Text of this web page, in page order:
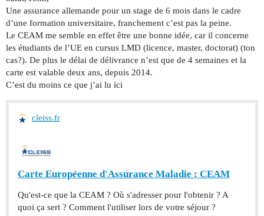
Une assurance allemande pour un stage de 6 mois dans le cadre
d’une formation universitaire, franchement c’est pas la peine.
Le CEAM me semble en effet être une bonne idée, car il concerne
les étudiants de l’UE en cursus LMD (licence, master, doctorat) (ton
cas?). De plus le délai de délivrance n’est que de 4 semaines et la
carte est valable deux ans, depuis 2014.
C’est du moins ce que j’ai lu ici
cleiss.fr
Carte Européenne d'Assurance Maladie : CEAM
Qu'est-ce que la CEAM ? Où s'adresser pour l'obtenir ? A
quoi ça sert ? Comment l'utiliser lors de votre séjour ?